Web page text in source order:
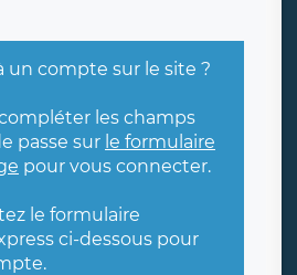
un compte sur le site ?
les champs
passe sur le formulaire
pour vous connecter.
le formulaire
ci-dessous pour